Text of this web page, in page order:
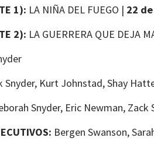
1): LA NIÑA DEL FUEGO | 22
2): LA GUERRERA QUE DEJA
Snyder, Kurt Johnstad, Shay
Snyder, Eric Newman, Zack
Bergen Swanson,